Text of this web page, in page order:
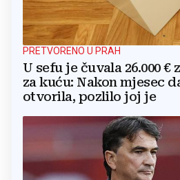
PRETVORENO U PRAH
U sefu je čuvala 26.000
za kuću: Nakon mjesec
otvorila, pozlilo joj je